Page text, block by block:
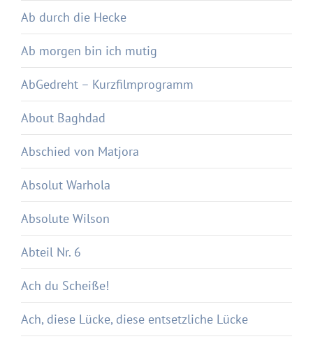
Ab durch die Hecke
Ab morgen bin ich mutig
AbGedreht – Kurzfilmprogramm
About Baghdad
Abschied von Matjora
Absolut Warhola
Absolute Wilson
Abteil Nr. 6
Ach du Scheiße!
Ach, diese Lücke, diese entsetzliche Lücke